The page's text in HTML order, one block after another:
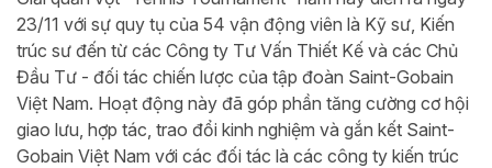
23/11 với sự quy tụ của 54 vận động viên là Kỹ sư, Kiến
trúc sư đến từ các Công ty Tư Vấn Thiết Kế và các Chủ
Đầu Tư - đối tác chiến lược của tập đoàn Saint-Gobain
Việt Nam. Hoạt động này đã góp phần tăng cường cơ hội
giao lưu, hợp tác, trao đổi kinh nghiệm và gắn kết Saint-
Gobain Việt Nam với các đối tác là các công ty kiến trúc